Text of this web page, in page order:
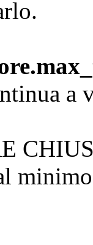
a